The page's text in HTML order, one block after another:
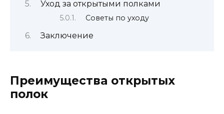
Уход за открытыми полками
Советы по уходу
Заключение
Преимущества открытых
полок